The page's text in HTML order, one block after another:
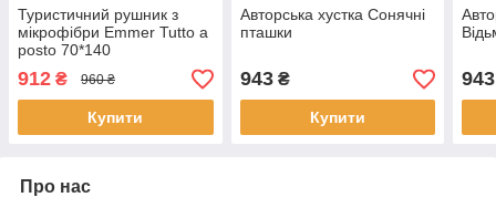
Туристичний рушник з
мікрофібри Emmer Tutto a
posto 70*140
912 ₴ 960 ₴
Купити
Авторська хустка Сонячні
пташки
943₴
Купити
943
Про нас